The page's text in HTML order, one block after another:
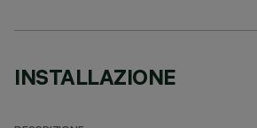
INSTALLAZIONE